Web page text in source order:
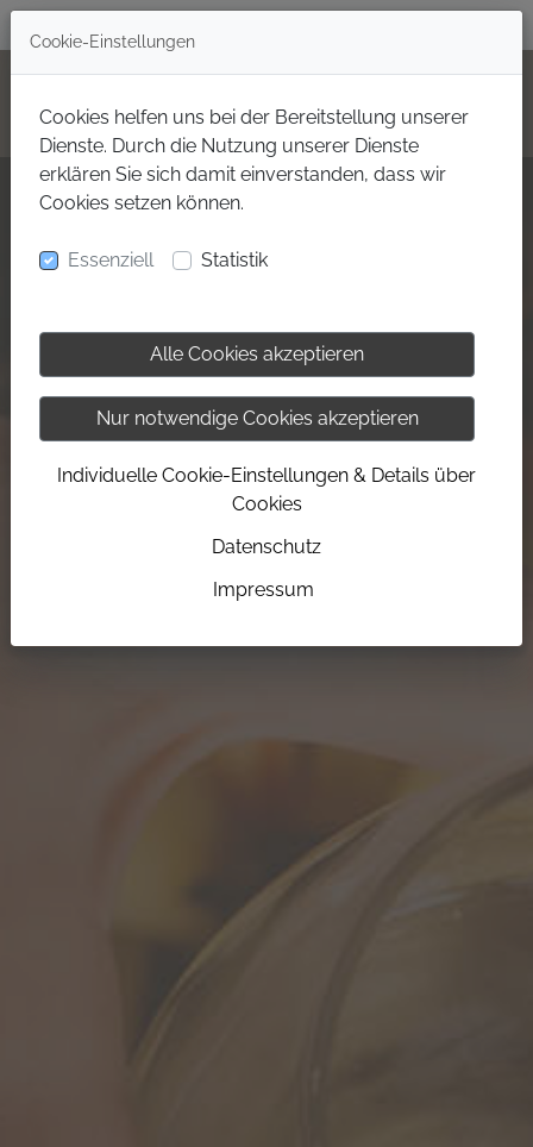
Cookie-Einstellungen
Cookies helfen uns bei der Bereitstellung unserer
Dienste. Durch die Nutzung unserer Dienste
erklären Sie sich damit einverstanden, dass wir
Cookies setzen können.
Essenziell Statistik
Alle Cookies akzeptieren
Nur notwendige Cookies akzeptieren
Individuelle Cookie-Einstellungen & Details über
Cookies
Datenschutz
Impressum